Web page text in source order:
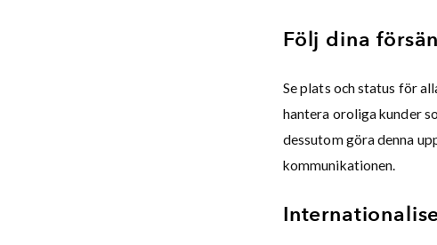
Följ dina
Se plats och status för
hantera oroliga kunder
dessutom göra denna
kommunikationen.